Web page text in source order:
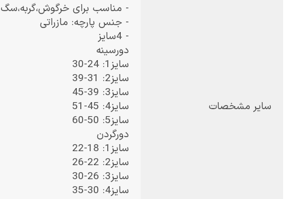
سایر مشخصات
- مناسب برای خرگوش،گربه،سگ
- جنس پارچه: مازراتی
- 4سایز
دورسینه
سایز1: 24-30
سایز2: 31-39
سایز3: 39-45
سایز4: 45-51
سایز5: 50-60
دورگردن
سایز1: 18-22
سایز2: 22-26
سایز3: 26-30
سایز4: 30-35